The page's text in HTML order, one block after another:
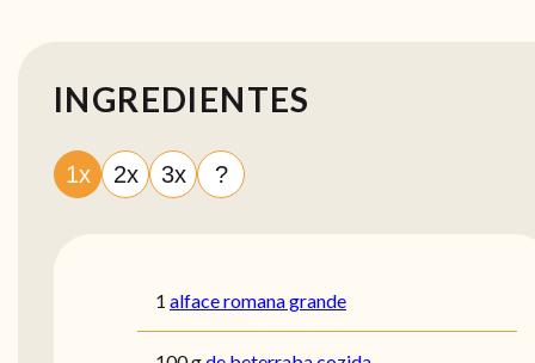
INGREDIENTES
1x 2x 3x ?
1 alface romana grande